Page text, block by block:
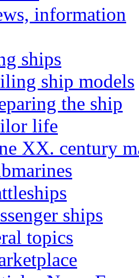
information
ships
ship models
the ship
life
XX. century
ships
topics